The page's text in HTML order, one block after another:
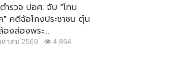
ำรวจ ปอศ. จับ "โทน
" คดีฉ้อโกงประชาชน ตุ๋น
องส่องพระ...
หาคม 2569 4,864